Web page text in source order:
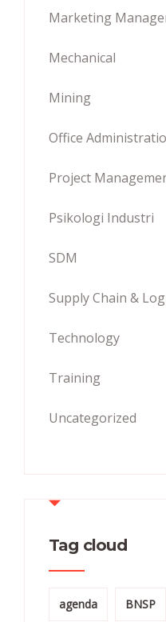
Marketing
Mechanical
Mining
Office
Project
Psikologi Industri
SDM
Supply Chain &
Technology
Training
Uncategorized
Tag cloud
agenda BNSP